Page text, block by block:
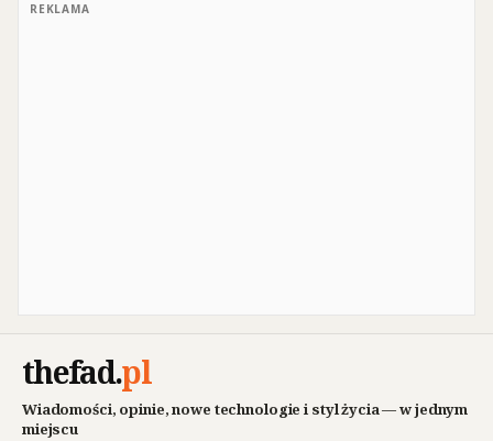
REKLAMA
thefad.pl
Wiadomości, opinie, nowe technologie i styl życia — w jednym
miejscu